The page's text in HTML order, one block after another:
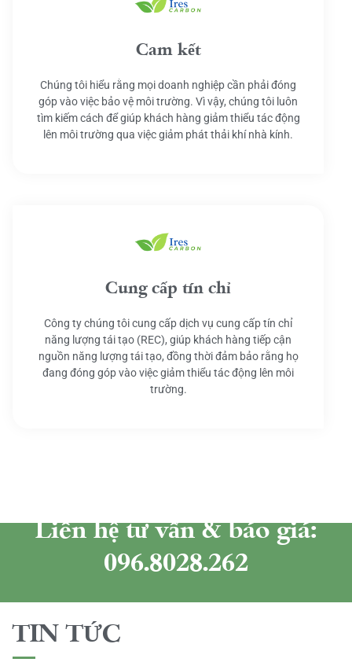
Cam kết
Chúng tôi hiểu rằng mọi doanh nghiệp cần phải đóng
góp vào việc bảo vệ môi trường. Vì vậy, chúng tôi luôn
tìm kiếm cách để giúp khách hàng giảm thiểu tác động
lên môi trường qua việc giảm phát thải khí nhà kính.
Cung cấp tín chỉ
Công ty chúng tôi cung cấp dịch vụ cung cấp tín chỉ
năng lượng tái tạo (REC), giúp khách hàng tiếp cận
nguồn năng lượng tái tạo, đồng thời đảm bảo rằng họ
đang đóng góp vào việc giảm thiểu tác động lên môi
trường.
Liên hệ tư vấn & báo giá:
096.8028.262
TIN TỨC